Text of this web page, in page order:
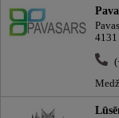
4131